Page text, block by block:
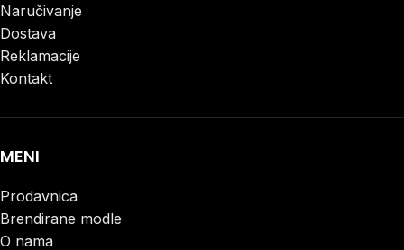
Naručivanje
Dostava
Reklamacije
Kontakt
MENI
Prodavnica
Brendirane modle
O nama